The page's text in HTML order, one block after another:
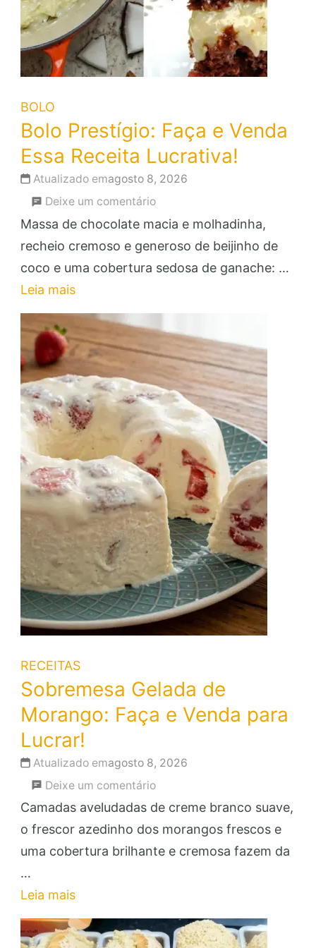
BOLO
Bolo Prestígio: Faça e Venda
Essa Receita Lucrativa!
Atualizado emagosto 8, 2026
Deixe um comentárioem
Bolo
Prestígio:
Faça
Venda
Essa
Receita
Lucrativa!
Massa de chocolate macia e molhadinha,
recheio cremoso e generoso de beijinho de
coco e uma cobertura sedosa de ganache: …
Leia mais
RECEITAS
Sobremesa Gelada de
Morango: Faça e Venda para
Lucrar!
Atualizado emagosto 8, 2026
Deixe um comentárioem
Sobremesa
Gelada
de
e
Venda
Camadas aveludadas de creme branco suave,
o frescor azedinho dos morangos frescos e
uma cobertura brilhante e cremosa fazem da
…
Leia mais